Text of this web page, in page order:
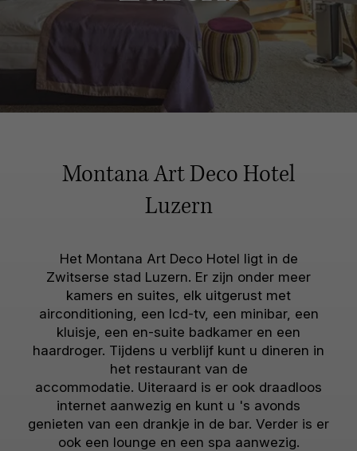
Montana Art Deco Hotel
Luzern
Het Montana Art Deco Hotel ligt in de
Zwitserse stad Luzern. Er zijn onder meer
kamers en suites, elk uitgerust met
airconditioning, een lcd-tv, een minibar, een
kluisje, een en-suite badkamer en een
haardroger. Tijdens u verblijf kunt u dineren in
het restaurant van de
accommodatie. Uiteraard is er ook draadloos
internet aanwezig en kunt u 's avonds
genieten van een drankje in de bar. Verder is er
ook een lounge en een spa aanwezig.